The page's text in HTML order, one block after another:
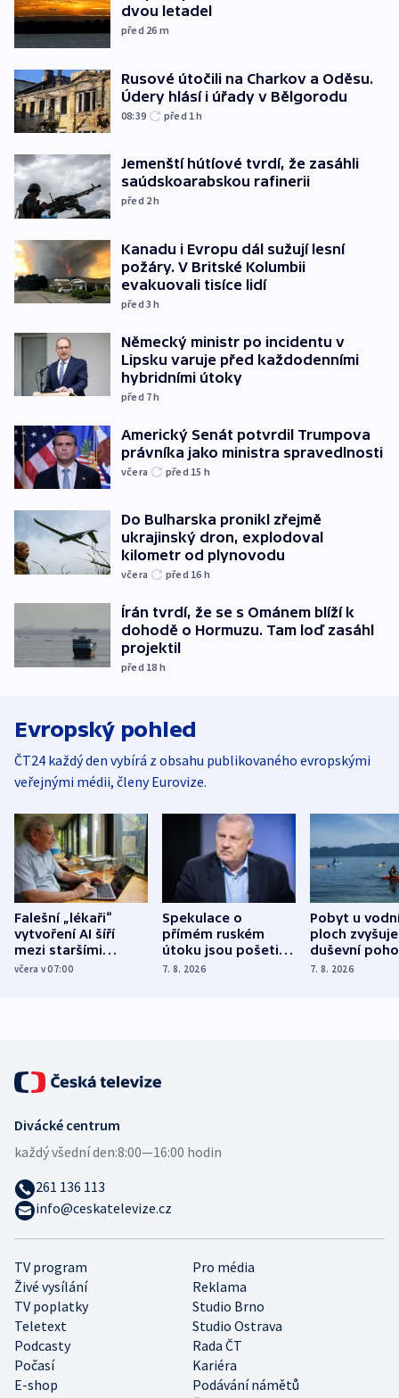
dvou letadel
před 26 m
Rusové útočili na Charkov a Oděsu.
Údery hlásí i úřady v Bělgorodu
08:39 před 1h
Jemenští hútíové tvrdí, že zasáhli
saúdskoarabskou rafinerii
před 2h
Kanadu i Evropu dál sužují lesní
požáry. V Britské Kolumbii
evakuovali tisíce lidí
před 3h
Německý ministr po incidentu v
Lipsku varuje před každodenními
hybridními útoky
před 7h
Americký Senát potvrdil Trumpova
právníka jako ministra spravedlnosti
včera před 15 h
Do Bulharska pronikl zřejmě
ukrajinský dron, explodoval
kilometr od plynovodu
včera před 16 h
Írán tvrdí, že se s Ománem blíží k
dohodě o Hormuzu. Tam loď zasáhl
projektil
před 18 h
Evropský pohled
ČT24 každý den vybírá z obsahu publikovaného evropskými
veřejnými médii, členy Eurovize.
Falešní „lékaři“
vytvoření AI šíří
mezi staršími
Poláky nebezpečné
včera v 07:00
Spekulace o
přímém ruském
útoku jsou pošetilé,
míní estonský
7. 8. 2026
Pobyt u
ploch zvyšuje
duševní
ukázala
7. 8. 2026
TV program
Pro média
Živé vysílání
Reklama
TV poplatky
Studio Brno
Teletext
Studio Ostrava
Podcasty
Rada ČT
Počasí
Kariéra
E-shop
Podávání námětů
Divácké centrum
každý všední den:8:00—16:00 hodin
261 136 113
info@ceskatelevize.cz